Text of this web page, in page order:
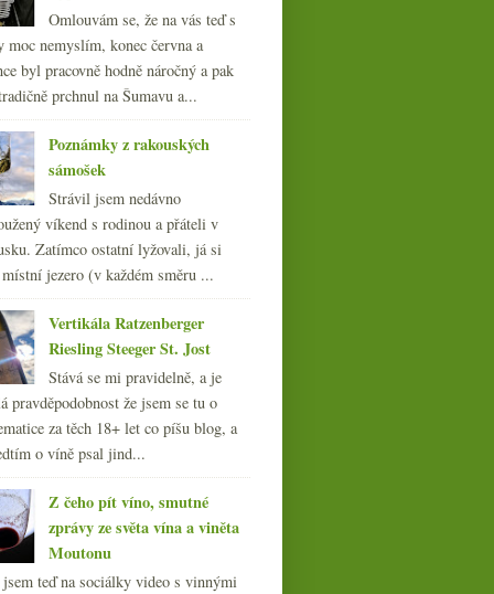
Omlouvám se, že na vás teď s
moc nemyslím, konec června a
byl pracovně hodně náročný a pak
prchnul na Šumavu a...
Poznámky z rakouských
sámošek
Strávil jsem nedávno
víkend s rodinou a přáteli v
Zatímco ostatní lyžovali, já si
jezero (v každém směru ...
Vertikála Ratzenberger
Riesling Steeger St. Jost
Stává se mi pravidelně, a je
pravděpodobnost že jsem se tu o
za těch 18+ let co píšu blog, a
o víně psal jind...
Z čeho pít víno, smutné
zprávy ze světa vína a viněta
Moutonu
teď na sociálky video s vinnými